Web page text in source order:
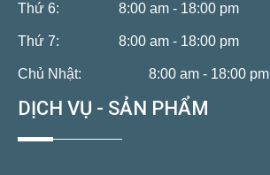
Thứ 6: 8:00 am - 18:00 pm
Thứ 7: 8:00 am - 18:00 pm
Chủ Nhật: 8:00 am - 18:00 pm
DỊCH VỤ - SẢN PHẨM